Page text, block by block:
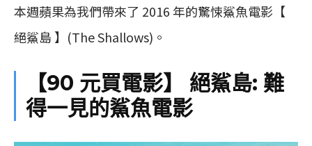
本週蘋果為我們帶來了 2016 年的驚悚鯊魚電影【
絕鯊島 】(The Shallows)。
【90 元買電影】 絕鯊島: 難
得一見的鯊魚電影